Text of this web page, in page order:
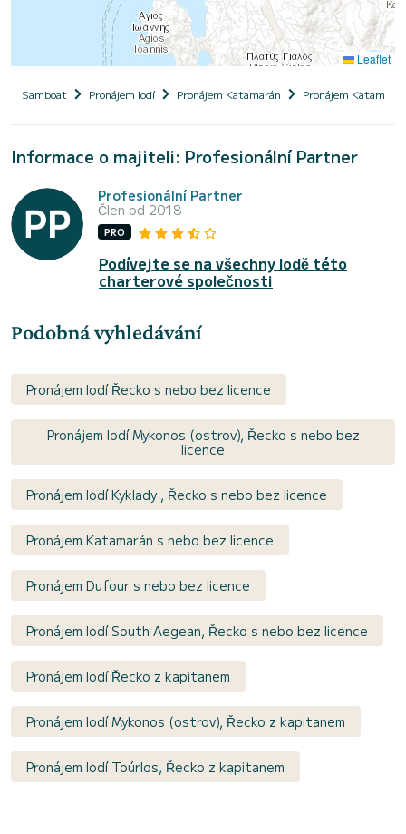
Leaflet
Samboat Pronájem lodí Pronájem Katamarán Pronájem
Informace o majiteli: Profesionální Partner
Profesionální Partner
Člen od 2018
PRO
Podívejte se na všechny lodě této
charterové společnosti
Podobná vyhledávání
Pronájem lodí Řecko s nebo bez licence
Pronájem lodí Mykonos (ostrov), Řecko s nebo bez
licence
Pronájem lodí Kyklady , Řecko s nebo bez licence
Pronájem Katamarán s nebo bez licence
Pronájem Dufour s nebo bez licence
Pronájem lodí South Aegean, Řecko s nebo bez licence
Pronájem lodí Řecko z kapitanem
Pronájem lodí Mykonos (ostrov), Řecko z kapitanem
Pronájem lodí Toúrlos, Řecko z kapitanem